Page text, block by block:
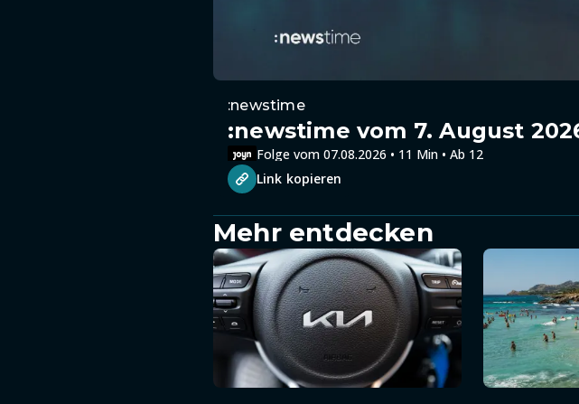
:newstime
:newstime vom 7. August
Folge vom 07.08.2026 • 11 Min • Ab 12
Link kopieren
Mehr entdecken